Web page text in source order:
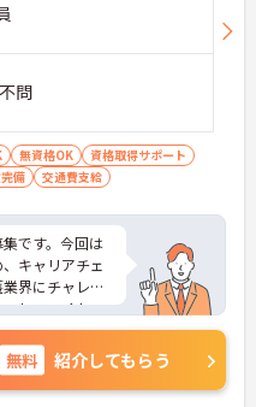
問
無資格OK
資格取得サポート
備 交通費支給
です。今回は
キャリアチェ
界にチャレン
も、マイカー
分です。通勤も
面接のポイン
い合わせくだ
無料 紹介してもらう